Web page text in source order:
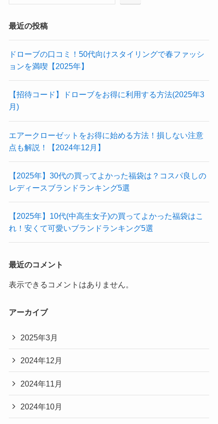
最近の投稿
ドローブの口コミ！50代向けスタイリングで春ファッシ
ョンを満喫【2025年】
【招待コード】ドローブをお得に利用する方法(2025年3
月)
エアークローゼットをお得に始める方法！損しない注意
点も解説！【2024年12月】
【2025年】30代の買ってよかった福袋は？コスパ良しの
レディースブランドランキング5選
【2025年】10代(中高生女子)の買ってよかった福袋はこ
れ！安くて可愛いブランドランキング5選
最近のコメント
表示できるコメントはありません。
アーカイブ
2025年3月
2024年12月
2024年11月
2024年10月